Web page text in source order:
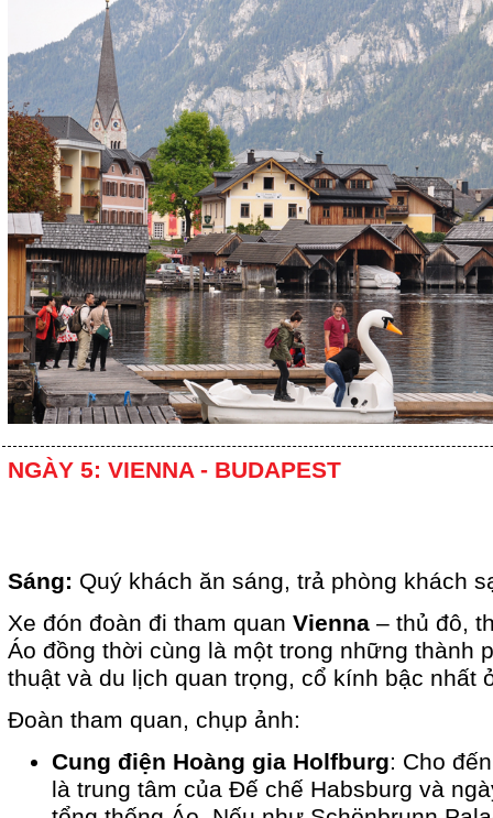
NGÀY 5: VIENNA - BUDAPEST
Sáng: Quý khách ăn sáng, trả phòng khách
Xe đón đoàn đi tham quan Vienna – thủ đô,
Áo đồng thời cùng là một trong những thành
thuật và du lịch quan trọng, cổ kính bậc nhất
Đoàn tham quan, chụp ảnh:
Cung điện Hoàng gia Holfburg: Cho
là trung tâm của Đế chế Habsburg và